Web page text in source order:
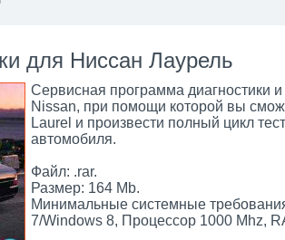
для Ниссан Лаурель
Сервисная программа диагностики
Nissan, при помощи которой вы
Laurel и произвести полный цикл
автомобиля.
Файл: .rar.
Размер: 164 Mb.
Минимальные системные
7/Windows 8, Процессор 1000 Mhz,